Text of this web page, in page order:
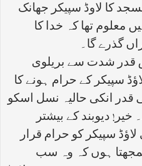
کا لاوڈ سپیکر جھانک
معلوم تھا کہ خدا کا
گذرے گا۔
شدت سے بریلوی
سپیکر کے حرام ہونے کا
قدر انکی حالیہ نسل اسکو
خیر! دیوبند کے بیشتر
سپیکر کو حرام قرار
ہوں کہ وہ سب